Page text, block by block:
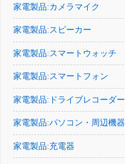
家電製品:カメラマイク
家電製品:スピーカー
家電製品:スマートウォッチ
家電製品:スマートフォン
家電製品:ドライブレコーダー
家電製品:パソコン・周辺機器
家電製品:充電器